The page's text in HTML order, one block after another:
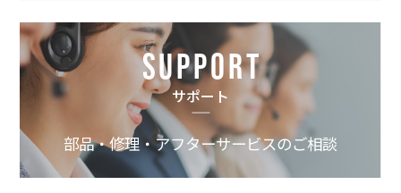
SUPPORT
サポート
部品・修理・アフターサービスのご相談